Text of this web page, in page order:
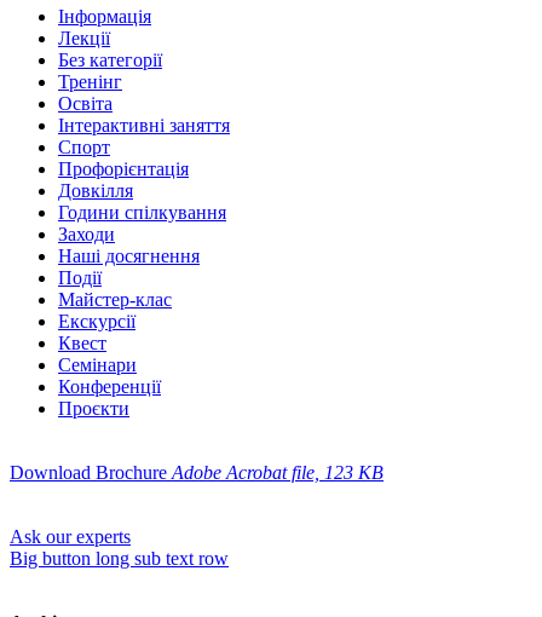
Інформація
Лекції
Без категорії
Тренінг
Освіта
Інтерактивні заняття
Спорт
Профорієнтація
Довкілля
Години спілкування
Заходи
Наші досягнення
Події
Майстер-клас
Екскурсії
Квест
Семінари
Конференції
Проєкти
Download Brochure Adobe Acrobat file, 123 КB
Ask our experts
Big button long sub text row